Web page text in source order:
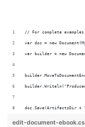
doc.Save(ArtifactsDir +
edit-document-ebook.cs